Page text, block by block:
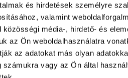
és hirdetések személyre
valamint
média-, hirdető- és
az Ön weboldalhasználatra
az adatokat más olyan
számukra vagy az Ön által